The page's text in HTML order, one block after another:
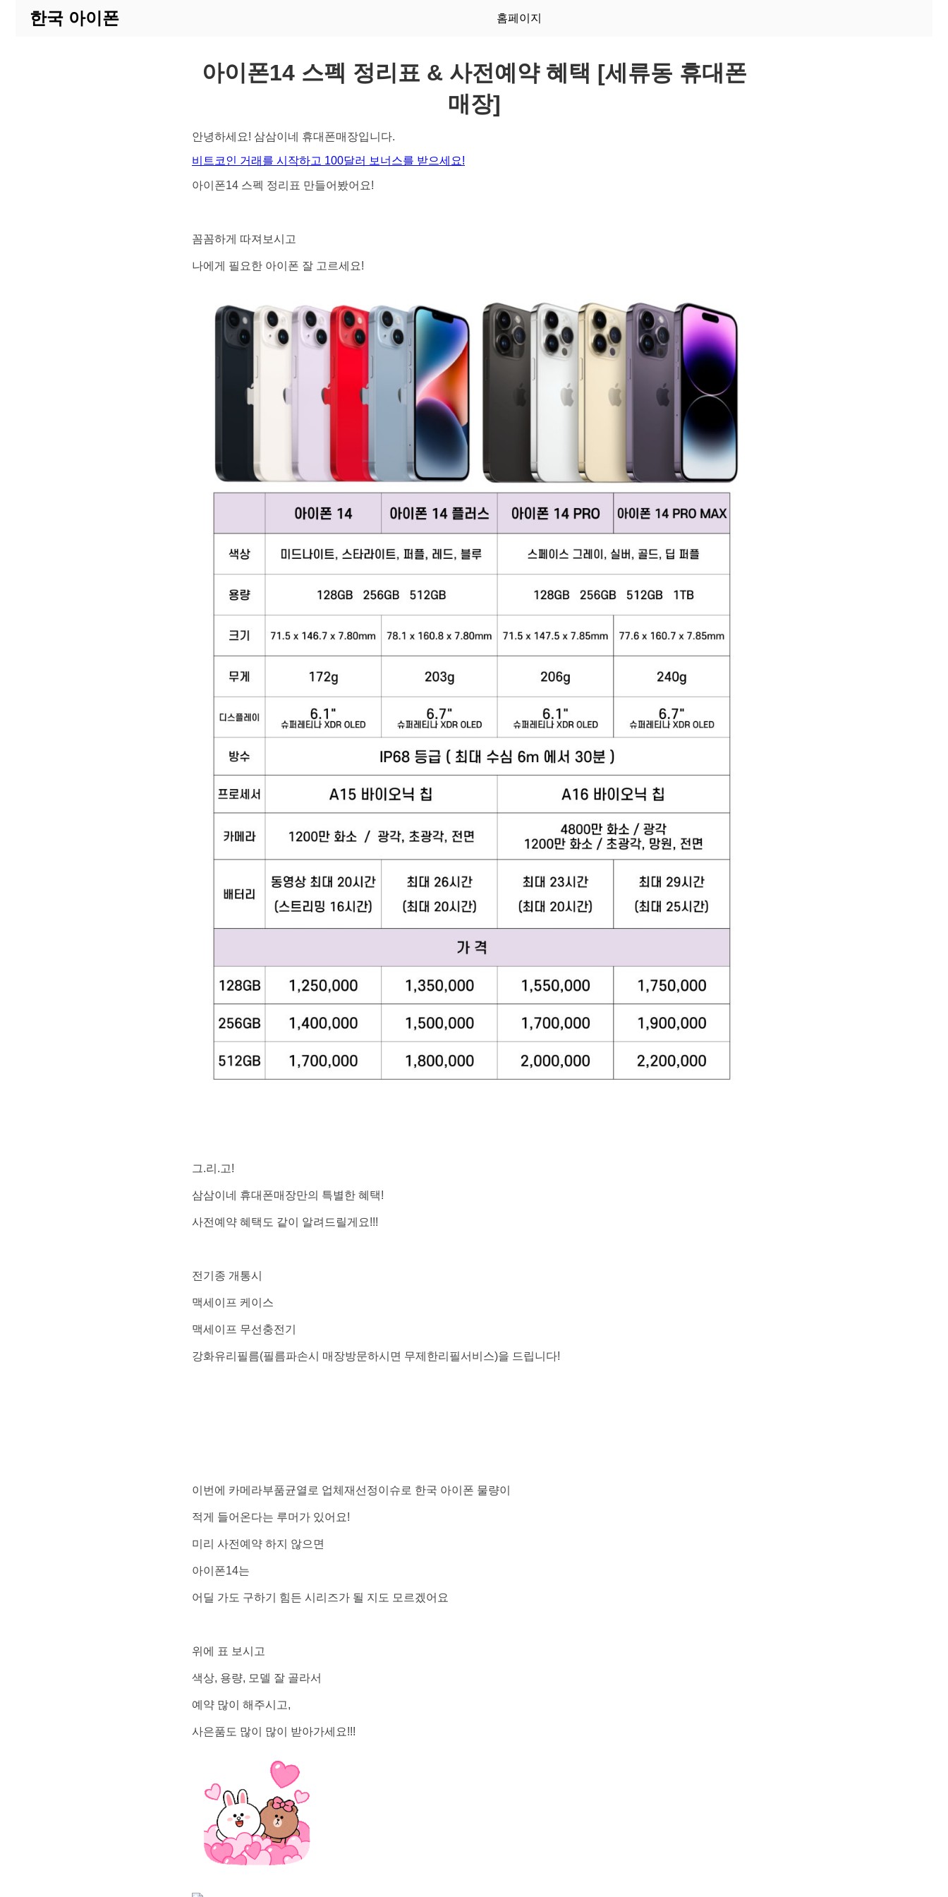
한국 아이폰 홈페이지
아이폰14 스펙 정리표 & 사전예약 혜택 [세류동 휴대폰
매장]
안녕하세요! 삼삼이네 휴대폰매장입니다.
비트코인 거래를 시작하고 100달러 보너스를 받으세요!
아이폰14 스펙 정리표 만들어봤어요!
꼼꼼하게 따져보시고
나에게 필요한 아이폰 잘 고르세요!
그.리.고!
삼삼이네 휴대폰매장만의 특별한 혜택!
사전예약 혜택도 같이 알려드릴게요!!!
전기종 개통시
맥세이프 케이스
맥세이프 무선충전기
강화유리필름(필름파손시 매장방문하시면 무제한리필서비스)을 드립니다!
이번에 카메라부품균열로 업체재선정이슈로 한국 아이폰 물량이
적게 들어온다는 루머가 있어요!
미리 사전예약 하지 않으면
아이폰14는
어딜 가도 구하기 힘든 시리즈가 될 지도 모르겠어요
위에 표 보시고
색상, 용량, 모델 잘 골라서
예약 많이 해주시고,
사은품도 많이 많이 받아가세요!!!